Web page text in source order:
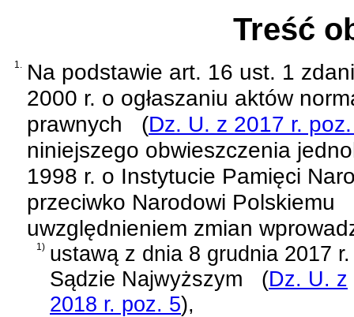
Treść
1. Na podstawie art. 16 ust. 1
2000 r. o ogłaszaniu aktów
prawnych
(Dz. U. z 2017 r.
niniejszego obwieszczenia
1998 r. o Instytucie Pamięci
przeciwko Narodowi Polskiemu
uwzględnieniem zmian
1) ustawą z dnia 8 grudnia 2017
Sądzie Najwyższym
(Dz. U. z
2018 r. poz. 5),